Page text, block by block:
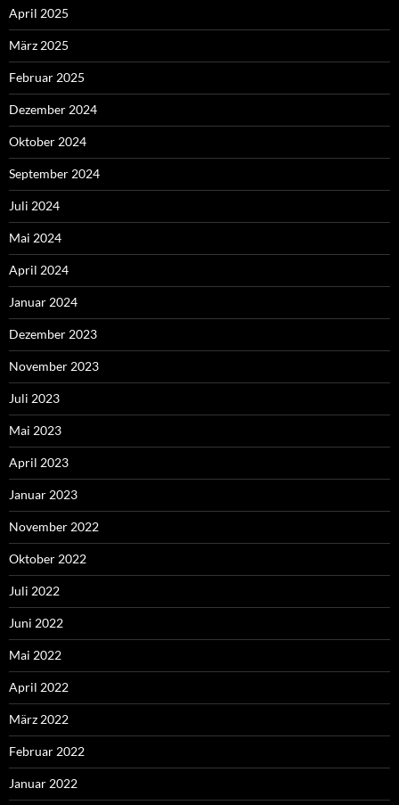
April 2025
März 2025
Februar 2025
Dezember 2024
Oktober 2024
September 2024
Juli 2024
Mai 2024
April 2024
Januar 2024
Dezember 2023
November 2023
Juli 2023
Mai 2023
April 2023
Januar 2023
November 2022
Oktober 2022
Juli 2022
Juni 2022
Mai 2022
April 2022
März 2022
Februar 2022
Januar 2022